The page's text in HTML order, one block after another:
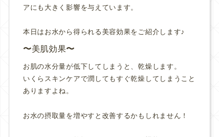
アにも大きく影響を与えています。
本日はお水から得られる美容効果をご紹介します♪
美肌効果
お肌の水分量が低下してしまうと、乾燥します。
いくらスキンケアで潤してもすぐ乾燥してしまうこと
ありますよね。
お水の摂取量を増やすと改善するかもしれません！